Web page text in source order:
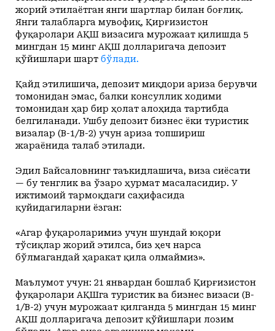
жорий этилаётган янги шартлар билан боғлиқ.
Янги талабларга мувофиқ, Қирғизистон
фуқаролари АҚШ визасига мурожаат қилишда 5
мингдан 15 минг АҚШ долларигача депозит
қўйишлари шарт бўлади.
Қайд этилишича, депозит миқдори ариза берувчи
томонидан эмас, балки консуллик ходими
томонидан ҳар бир ҳолат алоҳида тартибда
белгиланади. Ушбу депозит бизнес ёки туристик
визалар (B-1/B-2) учун ариза топшириш
жараёнида талаб этилади.
Эдил Байсаловнинг таъкидлашича, виза сиёсати
— бу тенглик ва ўзаро ҳурмат масаласидир. У
ижтимоий тармоқдаги саҳифасида
қуйидагиларни ёзган:
«Агар фуқароларимиз учун шундай юқори
тўсиқлар жорий этилса, биз ҳеч нарса
бўлмагандай ҳаракат қила олмаймиз».
Маълумот учун: 21 январдан бошлаб Қирғизистон
фуқаролари АҚШга туристик ва бизнес визаси (B-
1/B-2) учун мурожаат қилганда 5 мингдан 15 минг
АҚШ долларигача депозит қўйишлари лозим